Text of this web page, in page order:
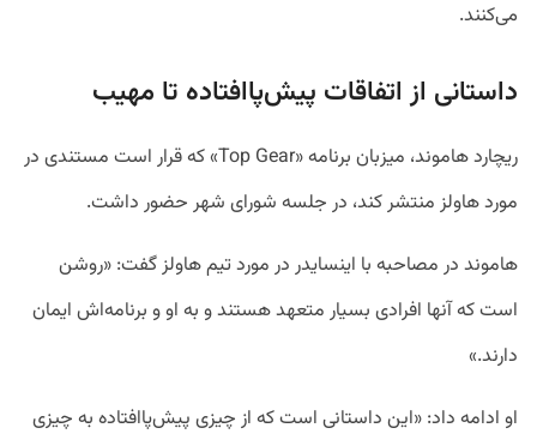
می‌کنند.
داستانی از اتفاقات پیش‌پا‌افتاده تا مهیب
ریچارد هاموند، میزبان برنامه «Top Gear» که قرار است مستندی در
مورد هاولز منتشر کند، در جلسه شورای شهر حضور داشت.
هاموند در مصاحبه با اینسایدر در مورد تیم هاولز گفت: «روشن
است که آنها افرادی بسیار متعهد هستند و به او و برنامه‌اش ایمان
دارند.»
او ادامه داد: «این داستانی است که از چیزی پیش‌پاافتاده به چیزی